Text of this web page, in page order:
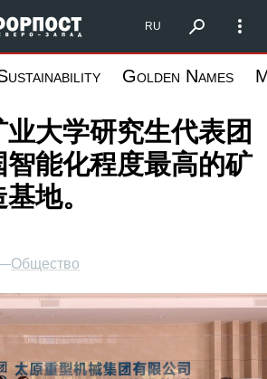
Форпост Северо-Запад
RU
Golden Names
大学研究生代表团
能化程度最高的矿
地。
—Общество